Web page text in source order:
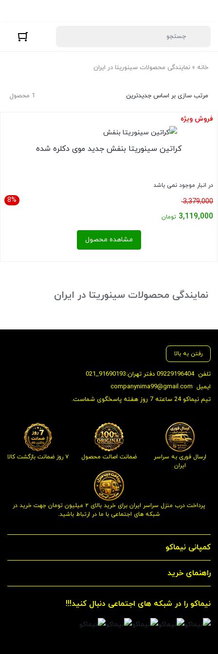
خانه » نمایندگی محصولات سینوریتا در ایران
1 محصول مرتب سازی بر اساس جدیدترین
فروش ویژه
کراتین سینوریتا بنفش جدید موی دکلره شده
در انبار موجود نمی باشد
8% 3,379,000قیمت
اصلی:
3,379,000 تومان
3,119,000 تومان
مشاهده محصول
نمایندگی محصولات سینوریتا در ایران
رفتن به بالا
تلفن09229196404 دفتر تهران:91690193_021
ایمیل companynima99@gmail.com
تیم نیماکو 24 ساعته 7 روز هفته پاسخگوی شماست.
ارسال فوری به سراسر
ایران
ضمانت اصالت محصول ۷ روز ضمانت بازگشت کالا
پرداخت درب منزل سراسر ایران برای خرید بالای ۲ میلیون تومان جهت خرید در
شبکه های اجتماعی با ما در ارتباط باشید.
کمپانی نیماکو
راهنمای خرید
نیماکو را در شبکه های اجتماعی دنبال کنید!!!